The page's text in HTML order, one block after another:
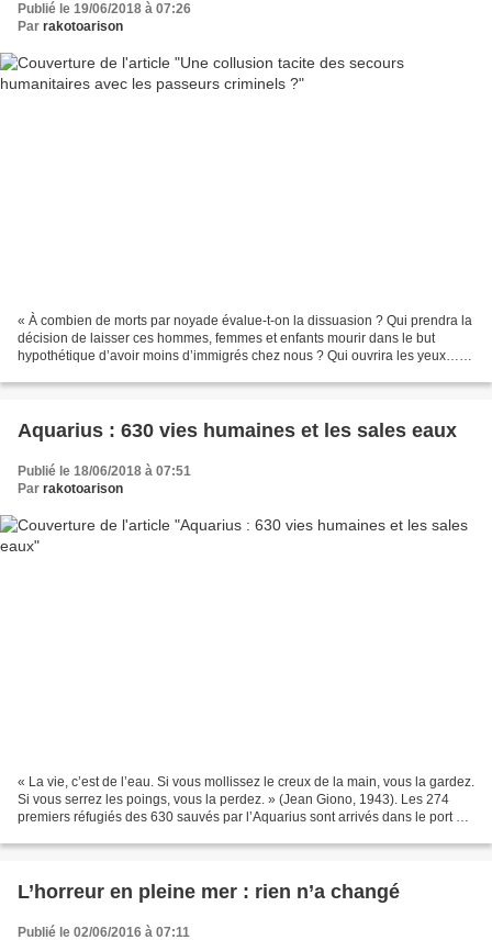
Publié le 19/06/2018 à 07:26
Par rakotoarison
« À combien de morts par noyade évalue-t-on la dissuasion ? Qui prendra la
décision de laisser ces hommes, femmes et enfants mourir dans le but
hypothétique d’avoir moins d’immigrés chez nous ? Qui ouvrira les yeux… et
Aquarius : 630 vies humaines et les sales eaux
Publié le 18/06/2018 à 07:51
Par rakotoarison
« La vie, c’est de l’eau. Si vous mollissez le creux de la main, vous la gardez.
Si vous serrez les poings, vous la perdez. » (Jean Giono, 1943). Les 274
premiers réfugiés des 630 sauvés par l’Aquarius sont arrivés dans le port de
L’horreur en pleine mer : rien n’a changé
Publié le 02/06/2016 à 07:11